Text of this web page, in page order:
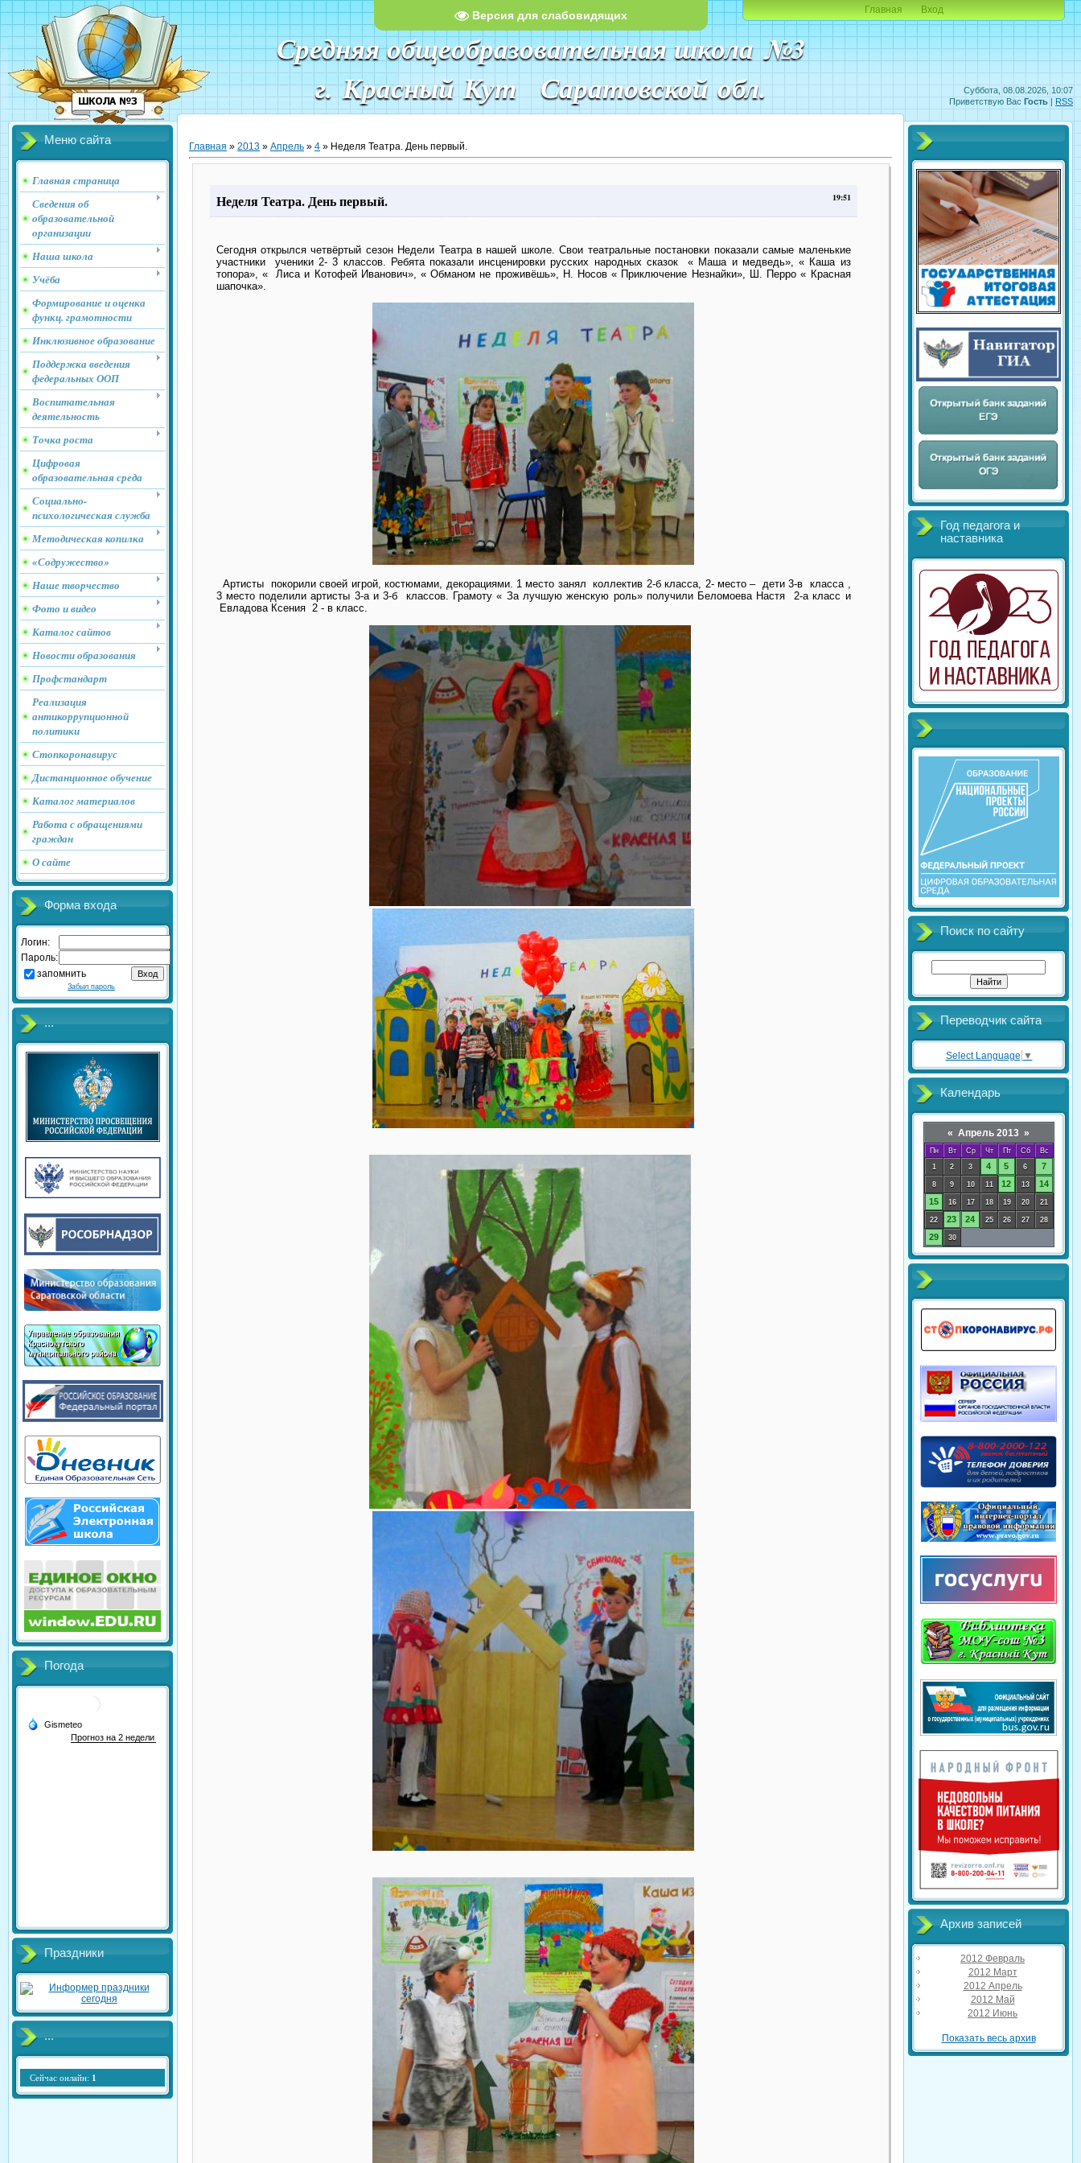
Версия для слабовидящих
Суббота, 08.08.2026, 10:07
Приветствую Вас Гость | RSS
Средняя общеобразовательная школа №3
г. Красный Кут Саратовской обл.
Главная Вход
Меню сайта
Главная страница
Сведения об
образовательной
организации
Наша школа
Учёба
Формирование и оценка
функц. грамотности
Инклюзивное образование
Поддержка введения
федеральных ООП
Воспитательная
деятельность
Точка роста
Цифровая
образовательная среда
Социально-
психологическая служба
Методическая копилка
«Содружество»
Наше творчество
Фото и видео
Каталог сайтов
Новости образования
Профстандарт
Реализация
антикоррупционной
политики
Стопкоронавирус
Дистанционное обучение
Каталог материалов
Работа с обращениями
граждан
О сайте
Форма входа
Логин:
Пароль:
запомнить
Забыл пароль
...
Погода
Праздники
...
Сейчас онлайн: 1
Главная » 2013 » Апрель » 4 » Неделя Театра. День первый.
19:51
Неделя Театра. День первый.
Сегодня открылся четвёртый сезон Недели Театра в нашей школе. Свои театральные постановки показали самые маленькие
участники ученики 2- 3 классов. Ребята показали инсценировки русских народных сказок
« Маша и медведь», « Каша из
топора», «
Лиса и Котофей Иванович», « Обманом не проживёшь», Н. Носов « Приключение Незнайки», Ш. Перро « Красная
шапочка».
Артисты покорили своей игрой, костюмами, декорациями. 1 место занял коллектив 2-б класса, 2- место – дети 3-в
класса ,
3 место поделили артисты 3-а и 3-б
классов. Грамоту « За лучшую женскую роль» получили Беломоева Настя
2-а класс и
Евладова Ксения 2 - в класс.
Год педагога и
наставника
Поиск по сайту
Переводчик сайта
Select Language ▼
Календарь
« Апрель 2013 »
Пн Вт Ср Чт Пт Сб
Вс
1
2 3 4 5 6 7
8 9 10 11 12 13
14
15
16 17 18 19 20 21
22 23 24 25 26 27 28
29 30
Архив записей
2012 Февраль
2012 Март
2012 Апрель
2012 Май
2012 Июнь
Показать весь архив